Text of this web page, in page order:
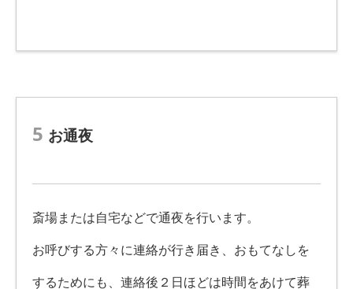
5 お通夜
斎場または自宅などで通夜を行います。
お呼びする方々に連絡が行き届き、おもてなしを
するためにも、連絡後２日ほどは時間をあけて葬